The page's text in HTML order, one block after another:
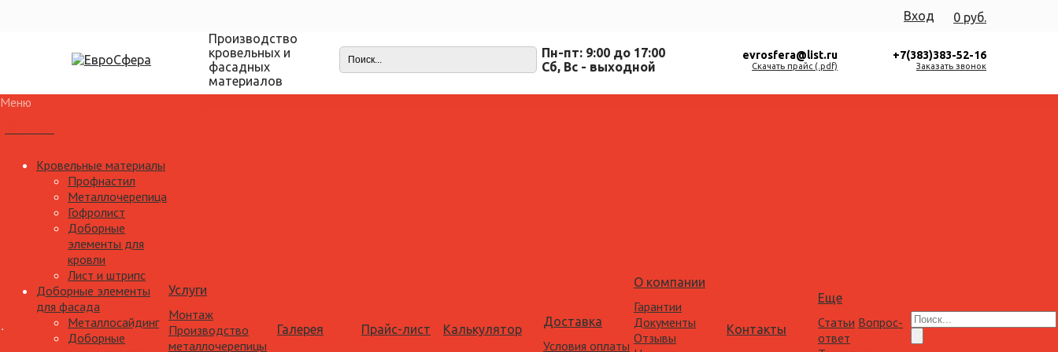
0 руб.
Вход
Производство
кровельных и
фасадных
материалов
Пн-пт: 9:00 до 17:00
Cб, Вс - выходной
evrosfera@list.ru
Скачать прайс (.pdf)
+7(383)383-52-16
Заказать звонок
Меню
Кровельные материалы
Профнастил
Металлочерепица
Гофролист
Доборные
элементы для
кровли
Лист и штрипс
Доборные элементы
для фасада
Металлосайдинг
Доборные
Услуги
Монтаж
Производство
металлочерепицы
Галерея Прайс-лист Калькулятор
Доставка
Условия оплаты
О компании
Гарантии
Документы
Отзывы
Контакты
Еще
Статьи Вопрос-
ответ